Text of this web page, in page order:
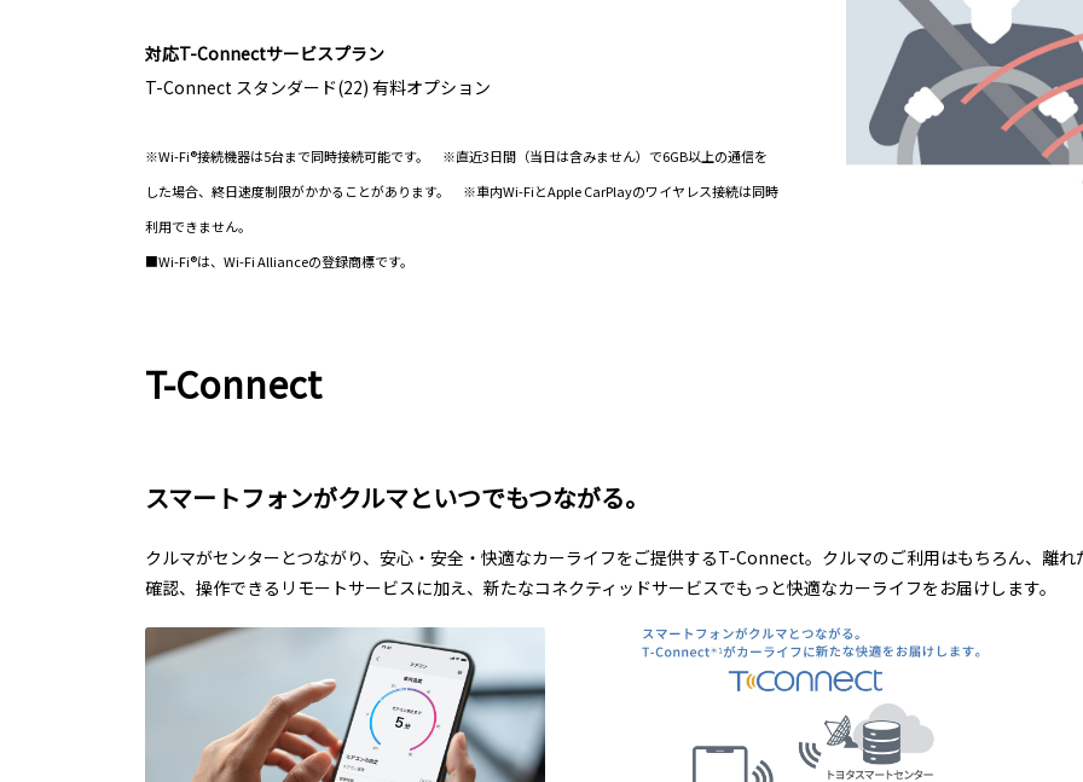
対応T-Connectサービスプラン
T-Connect スタンダード(22) 有料オプション
※Wi-Fi®接続機器は5台まで同時接続可能です。 ※直近3日間（当日は含みません）で6GB以上の通信を
した場合、終日速度制限がかかることがあります。 ※車内Wi-FiとApple CarPlayのワイヤレス接続は同時
利用できません。
■Wi-Fi®は、Wi-Fi Allianceの登録商標です。
T-Connect
スマートフォンがクルマといつでもつながる。
クルマがセンターとつながり、安心・安全・快適なカーライフをご提供するT-Connect。クルマのご利用はもちろん、離
確認、操作できるリモートサービスに加え、新たなコネクティッドサービスでもっと快適なカーライフをお届けします。